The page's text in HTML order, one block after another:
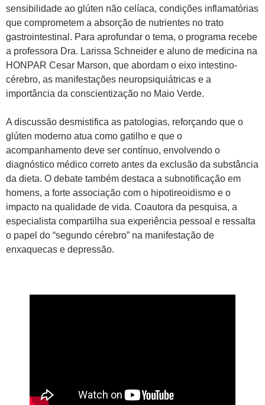
sensibilidade ao glúten não celíaca, condições inflamatórias
que comprometem a absorção de nutrientes no trato
gastrointestinal. Para aprofundar o tema, o programa recebe
a professora Dra. Larissa Schneider e aluno de medicina na
HONPAR Cesar Marson, que abordam o eixo intestino-
cérebro, as manifestações neuropsiquiátricas e a
importância da conscientização no Maio Verde.
A discussão desmistifica as patologias, reforçando que o
glúten moderno atua como gatilho e que o
acompanhamento deve ser contínuo, envolvendo o
diagnóstico médico correto antes da exclusão da substância
da dieta. O debate também destaca a subnotificação em
homens, a forte associação com o hipotireoidismo e o
impacto na qualidade de vida. Coautora da pesquisa, a
especialista compartilha sua experiência pessoal e ressalta
o papel do “segundo cérebro” na manifestação de
enxaquecas e depressão.